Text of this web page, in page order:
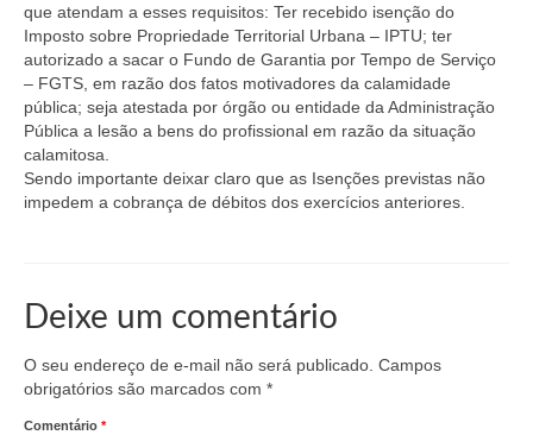
que atendam a esses requisitos: Ter recebido isenção do
Imposto sobre Propriedade Territorial Urbana – IPTU; ter
autorizado a sacar o Fundo de Garantia por Tempo de Serviço
– FGTS, em razão dos fatos motivadores da calamidade
pública; seja atestada por órgão ou entidade da Administração
Pública a lesão a bens do profissional em razão da situação
calamitosa.
Sendo importante deixar claro que as Isenções previstas não
impedem a cobrança de débitos dos exercícios anteriores.
Deixe um comentário
O seu endereço de e-mail não será publicado. Campos
obrigatórios são marcados com *
Comentário *